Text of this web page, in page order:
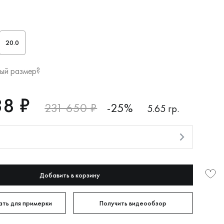
20.0
размер?
₽ 231 650 ₽ -25% 5.65 гр.
Добавить в корзину
для примерки Получить видеообзор